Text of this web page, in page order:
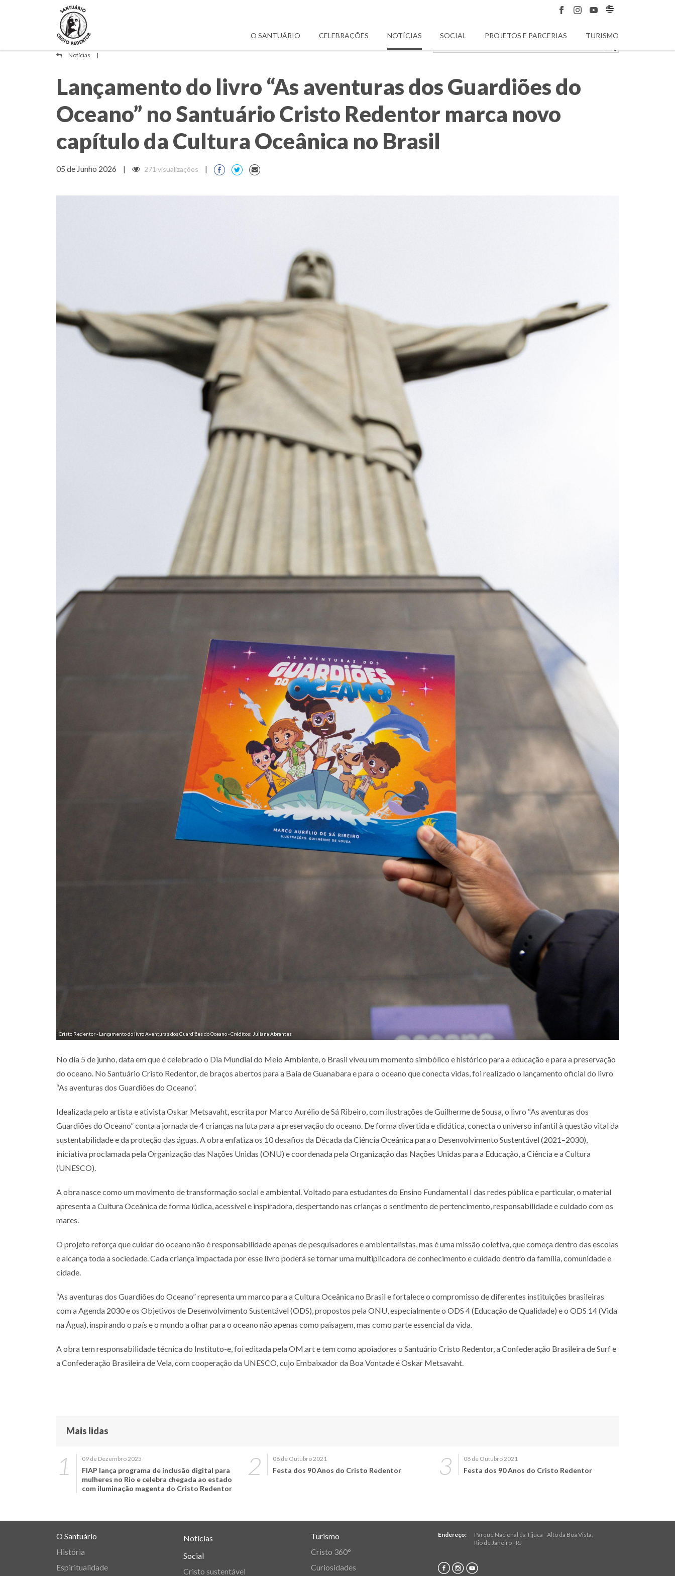
O SANTUÁRIO CELEBRAÇÕES NOTÍCIAS SOCIAL PROJETOS E PARCERIAS TURISMO
Notícias |
Lançamento do livro “As aventuras dos Guardiões do
Oceano” no Santuário Cristo Redentor marca novo
capítulo da Cultura Oceânica no Brasil
05 de Junho 2026 | 271 visualizações |
Cristo Redentor - Lançamento do livro Aventuras dos Guardiões do Oceano - Créditos: Juliana Abrantes
No dia 5 de junho, data em que é celebrado o Dia Mundial do Meio Ambiente, o Brasil viveu um momento simbólico e histórico para a educação e para a preservação
do oceano. No Santuário Cristo Redentor, de braços abertos para a Baía de Guanabara e para o oceano que conecta vidas, foi realizado o lançamento oficial do livro
“As aventuras dos Guardiões do Oceano”.
Idealizada pelo artista e ativista Oskar Metsavaht, escrita por Marco Aurélio de Sá Ribeiro, com ilustrações de Guilherme de Sousa, o livro “As aventuras dos
Guardiões do Oceano” conta a jornada de 4 crianças na luta para a preservação do oceano. De forma divertida e didática, conecta o universo infantil à questão vital da
sustentabilidade e da proteção das águas. A obra enfatiza os 10 desafios da Década da Ciência Oceânica para o Desenvolvimento Sustentável (2021–2030),
iniciativa proclamada pela Organização das Nações Unidas (ONU) e coordenada pela Organização das Nações Unidas para a Educação, a Ciência e a Cultura
(UNESCO).
A obra nasce como um movimento de transformação social e ambiental. Voltado para estudantes do Ensino Fundamental I das redes pública e particular, o material
apresenta a Cultura Oceânica de forma lúdica, acessível e inspiradora, despertando nas crianças o sentimento de pertencimento, responsabilidade e cuidado com os
mares.
O projeto reforça que cuidar do oceano não é responsabilidade apenas de pesquisadores e ambientalistas, mas é uma missão coletiva, que começa dentro das escolas
e alcança toda a sociedade. Cada criança impactada por esse livro poderá se tornar uma multiplicadora de conhecimento e cuidado dentro da família, comunidade e
cidade.
“As aventuras dos Guardiões do Oceano” representa um marco para a Cultura Oceânica no Brasil e fortalece o compromisso de diferentes instituições brasileiras
com a Agenda 2030 e os Objetivos de Desenvolvimento Sustentável (ODS), propostos pela ONU, especialmente o ODS 4 (Educação de Qualidade) e o ODS 14 (Vida
na Água), inspirando o país e o mundo a olhar para o oceano não apenas como paisagem, mas como parte essencial da vida.
A obra tem responsabilidade técnica do Instituto-e, foi editada pela OM.art e tem como apoiadores o Santuário Cristo Redentor, a Confederação Brasileira de Surf e
a Confederação Brasileira de Vela, com cooperação da UNESCO, cujo Embaixador da Boa Vontade é Oskar Metsavaht.
Mais lidas
09 de Dezembro 2025
FIAP lança programa de inclusão digital para
mulheres no Rio e celebra chegada ao estado
com iluminação magenta do Cristo Redentor
08 de Outubro 2021
Festa dos 90 Anos do Cristo Redentor
08 de Outubro 2021
Festa dos 90 Anos do Cristo Redentor
O Santuário
História
Espiritualidade
Notícias
Social
Cristo sustentável
Turismo
Cristo 360°
Curiosidades
Endereço: Parque Nacional da Tijuca - Alto da Boa Vista,
Rio de Janeiro- RJ